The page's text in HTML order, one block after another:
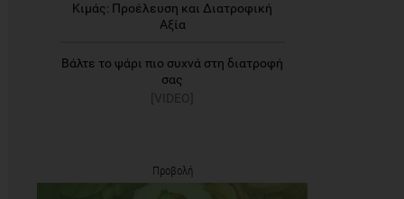
Κιμάς: Προέλευση και Διατροφική
Αξία
Βάλτε το ψάρι πιο συχνά στη διατροφή
σας
[VIDEO]
Προβολή